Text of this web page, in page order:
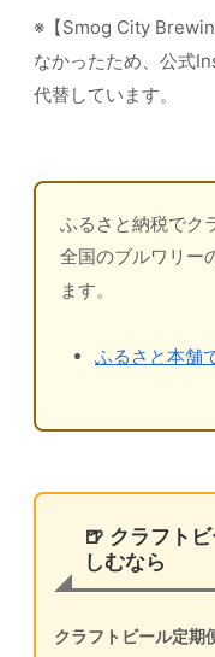
※【Smog City
なかったため、公式
代替しています。
ふるさと納税でク
全国のブルワリー
ます。
ふるさと本舗
🍺 クラフト
しむなら
クラフトビール定期